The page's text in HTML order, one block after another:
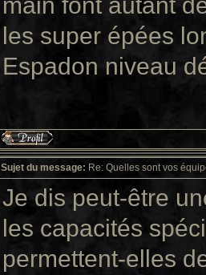
les super épées
Espadon niveau
Sujet du message: Re: Quelles sont vos
Je dis peut-être
les capacités
permettent-elles